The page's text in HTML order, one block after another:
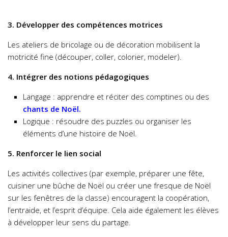
3. Développer des compétences motrices
Les ateliers de bricolage ou de décoration mobilisent la
motricité fine (découper, coller, colorier, modeler).
4. Intégrer des notions pédagogiques
Langage : apprendre et réciter des comptines ou des
chants de Noël.
Logique : résoudre des puzzles ou organiser les
éléments d’une histoire de Noël.
5. Renforcer le lien social
Les activités collectives (par exemple, préparer une fête,
cuisiner une bûche de Noël ou créer une fresque de Noël
sur les fenêtres de la classe) encouragent la coopération,
l’entraide, et l’esprit d’équipe. Cela aide également les élèves
à développer leur sens du partage.